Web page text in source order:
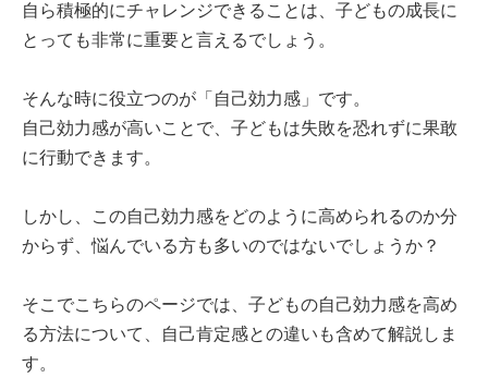
自ら積極的にチャレンジできることは、子どもの成長に
とっても非常に重要と言えるでしょう。
そんな時に役立つのが「自己効力感」です。
自己効力感が高いことで、子どもは失敗を恐れずに果敢
に行動できます。
しかし、この自己効力感をどのように高められるのか分
からず、悩んでいる方も多いのではないでしょうか？
そこでこちらのページでは、子どもの自己効力感を高め
る方法について、自己肯定感との違いも含めて解説しま
す。